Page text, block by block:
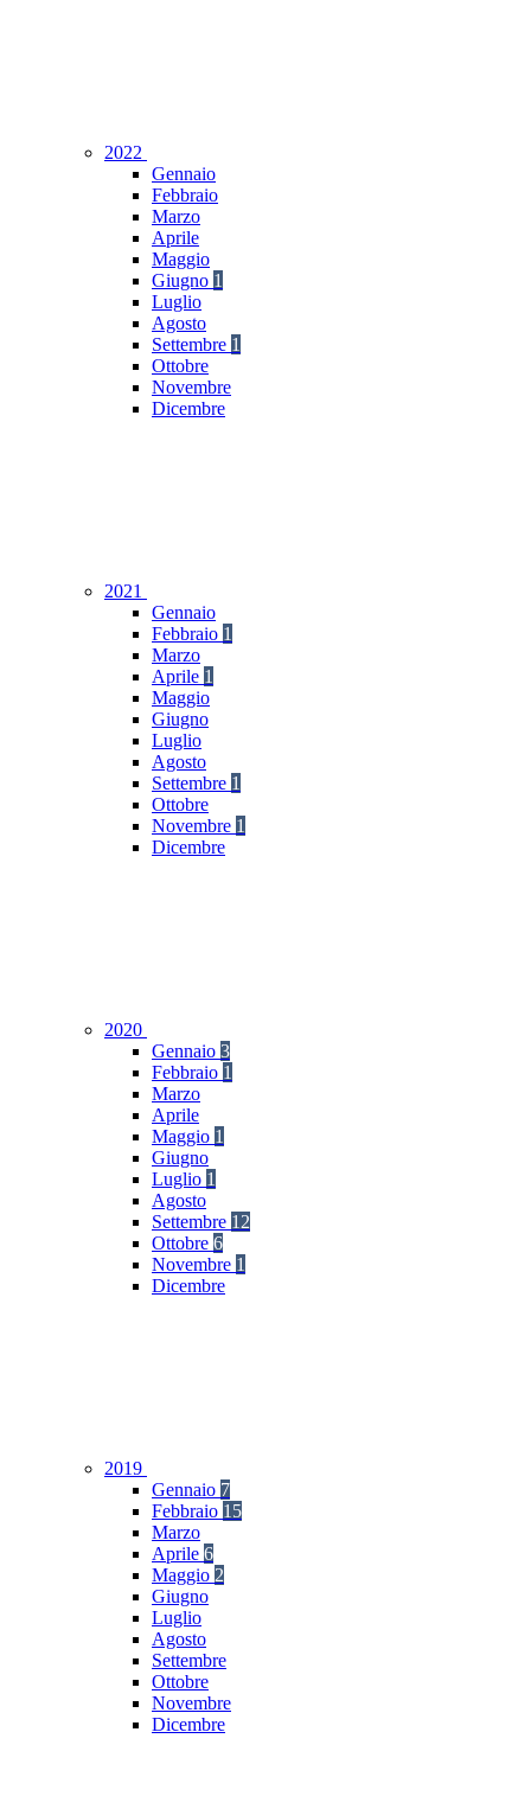
2022
Gennaio
Febbraio
Marzo
Aprile
Maggio
Giugno 1
Luglio
Agosto
Settembre 1
Ottobre
Novembre
Dicembre
2021
Gennaio
Febbraio 1
Marzo
Aprile 1
Maggio
Giugno
Luglio
Agosto
Settembre 1
Ottobre
Novembre 1
Dicembre
2020
Gennaio 3
Febbraio 1
Marzo
Aprile
Maggio 1
Giugno
Luglio 1
Agosto
Settembre 12
Ottobre 6
Novembre 1
Dicembre
2019
Gennaio 7
Febbraio 15
Marzo
Aprile 6
Maggio 2
Giugno
Luglio
Agosto
Settembre
Ottobre
Novembre
Dicembre